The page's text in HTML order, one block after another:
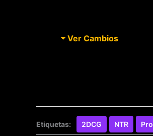
Ver Cambios
Etiquetas: 2DCG NTR